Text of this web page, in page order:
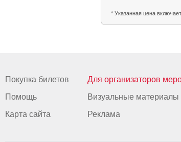
* Указанная цена
Покупка билетов
Помощь
Карта сайта
Для организаторов
Визуальные материалы
Реклама